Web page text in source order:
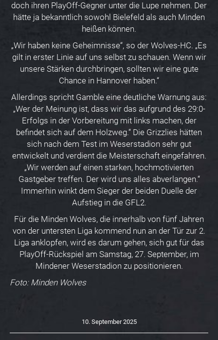
doch ihren PlayOff-Gegner unter die Lupe nehmen. Der
hätte ja bekanntlich sowohl Bielefeld als auch Minden
heißen können.
„Wir haben keine Geheimnisse“, so der Wolves-HC. „Es
gilt in erster Linie auf uns selbst zu schauen. Wenn wir
unsere Stärken durchbringen, sollten wir eine gute
Chance in Hannover haben.“
Allerdings spricht Gamble eine deutliche Warnung aus:
„Wer der Meinung ist, dass wir das aufgrund des 29:0-
Erfolgs in der Vorbereitung mit links machen, der
befindet sich auf dem Holzweg.“ Die Grizzlies hätten
sich nach dem Test im Weserstadion sehr gut
entwickelt und verdient die Meisterschaft eingefahren.
„Wir werden auf einen starken, hochmotivierten
Gastgeber treffen. Der wird uns alles abverlangen.“
Immerhin winkt dem Sieger der beiden Duelle der
Aufstieg in die GFL2.
Für die Minden Wolves, die innerhalb von fünf Jahren
von der untersten Liga kommend nun an der Tür zur 2.
Liga anklopfen, wird es darum gehen, sich gut für das
PlayOff-Rückspiel am Samstag, 27. September, im
Mindener Weserstadion zu positionieren.
Foto: Minden Wolves
10. September 2025